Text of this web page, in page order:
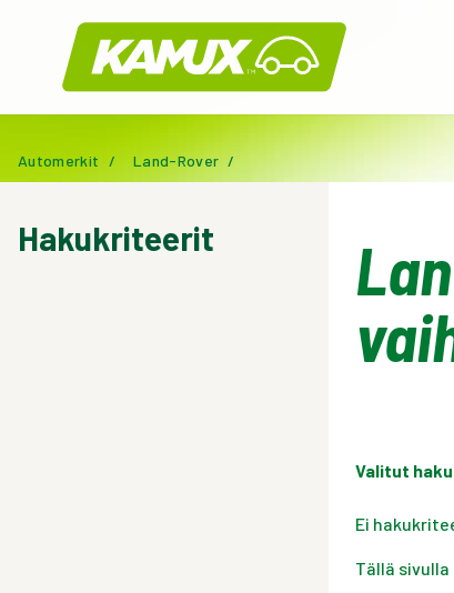
Kamux
Automerkit / Land-Rover /
Hakukriteerit
Valitut
Ei
Tällä